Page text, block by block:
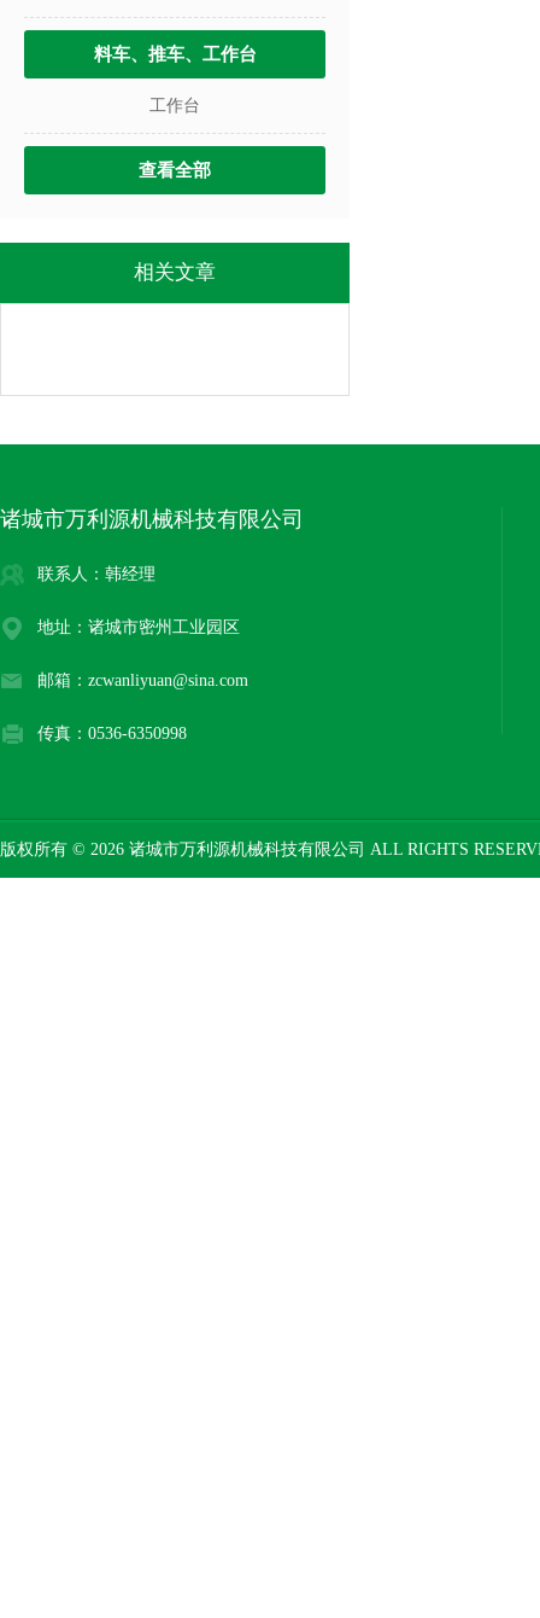
料车、推车、工作台
工作台
查看全部
相关文章
诸城市万利源机械科技有限公司
联系人：韩经理
地址：诸城市密州工业园区
邮箱：zcwanliyuan@sina.com
传真：0536-6350998
版权所有 © 2026 诸城市万利源机械科技有限公司 ALL RIGHTS